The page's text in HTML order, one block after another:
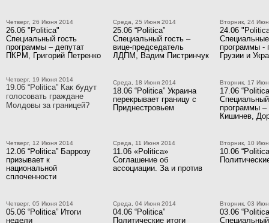
Четверг, 26 Июня 2014
26.06 "Politica"
Специальный гость
программы – депутат
ПКРМ, Григорий Петренко
Среда, 25 Июня 2014
25.06 “Politica”
Специальный гость –
вице-председатель
ЛДПМ, Вадим Пистринчук
Вторник, 24
24.06
Специальные
программы -
Грузии и
Четверг, 19 Июня 2014
19.06 “Politica” Как будут
голосовать граждане
Молдовы за границей?
Среда, 18 Июня 2014
18.06 “Politica” Украина
перекрывает границу с
Приднестровьем
Вторник, 17
17.06
Специальный
программы –
Кишинев,
Четверг, 12 Июня 2014
12.06 “Politica” Баррозу
призывает к
национальной
сплоченности
Среда, 11 Июня 2014
11.06 «Politica»
Соглашение об
ассоциации. За и против
Вторник, 10
10.06
Четверг, 05 Июня 2014
05.06 “Politica” Итоги
недели
Среда, 04 Июня 2014
04.06 “Politica”
Политические итоги
Вторник, 03
03.06
Специальный